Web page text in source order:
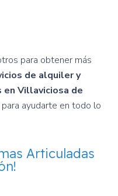
para obtener más
de alquiler y
en Villaviciosa de
ayudarte en todo lo
Articuladas